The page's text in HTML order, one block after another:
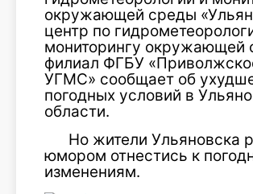
окружающей среды
центр по
мониторингу окружающей
филиал ФГБУ
УГМС» сообщает об
погодных условий в
области.
Но жители Ульяновска
юмором отнестись к
изменениям.